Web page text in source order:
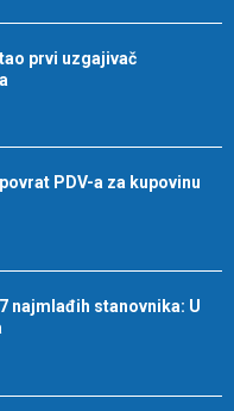
prvi uzgajivač
PDV-a za kupovinu
najmlađih stanovnika: U